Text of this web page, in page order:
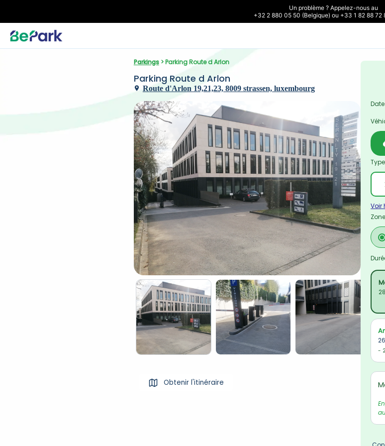
Un problème ? Appelez-nous au
+32 2 880 05 50 (Belgique) ou +33 1 82 88 72
Parkings > Parking Route d Arlon
Parking Route d Arlon
Route d'Arlon 19,21,23, 8009 strassen, luxembourg
Obtenir l'itinéraire
Voir
Zone
-